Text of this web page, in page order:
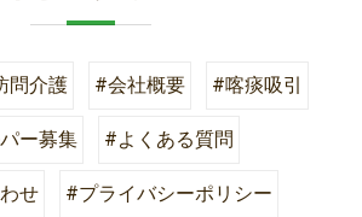
問介護 #会社概要 #喀痰吸引
ー募集 #よくある質問
せ #プライバシーポリシー